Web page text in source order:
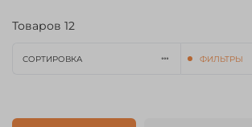
Товаров 12
СОРТИРОВКА ФИЛЬТРЫ